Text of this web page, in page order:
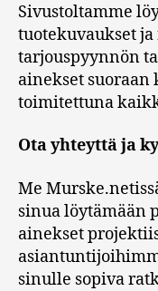
Sivustoltamme
tuotekuvaukset
tarjouspyynnön
ainekset
toimitettuna
Ota yhteyttä ja
Me
sinua löytämään
ainekset
sinulle sopiva